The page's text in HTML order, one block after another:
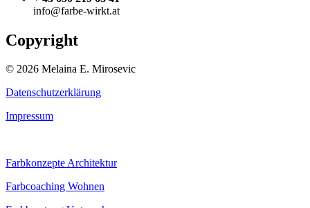
info@farbe-wirkt.at
Copyright
© 2026 Melaina E. Mirosevic
Datenschutzerklärung
Impressum
Farbkonzepte Architektur
Farbcoaching Wohnen